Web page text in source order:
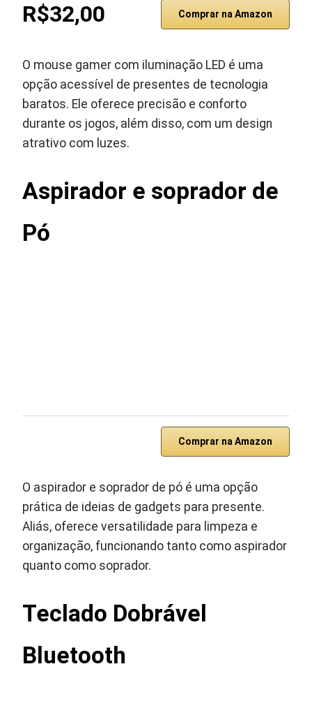
R$32,00 Comprar na Amazon
O mouse gamer com iluminação LED é uma
opção acessível de presentes de tecnologia
baratos. Ele oferece precisão e conforto
durante os jogos, além disso, com um design
atrativo com luzes.
Aspirador e soprador de
Pó
Comprar na Amazon
O aspirador e soprador de pó é uma opção
prática de ideias de gadgets para presente.
Aliás, oferece versatilidade para limpeza e
organização, funcionando tanto como aspirador
quanto como soprador.
Teclado Dobrável
Bluetooth